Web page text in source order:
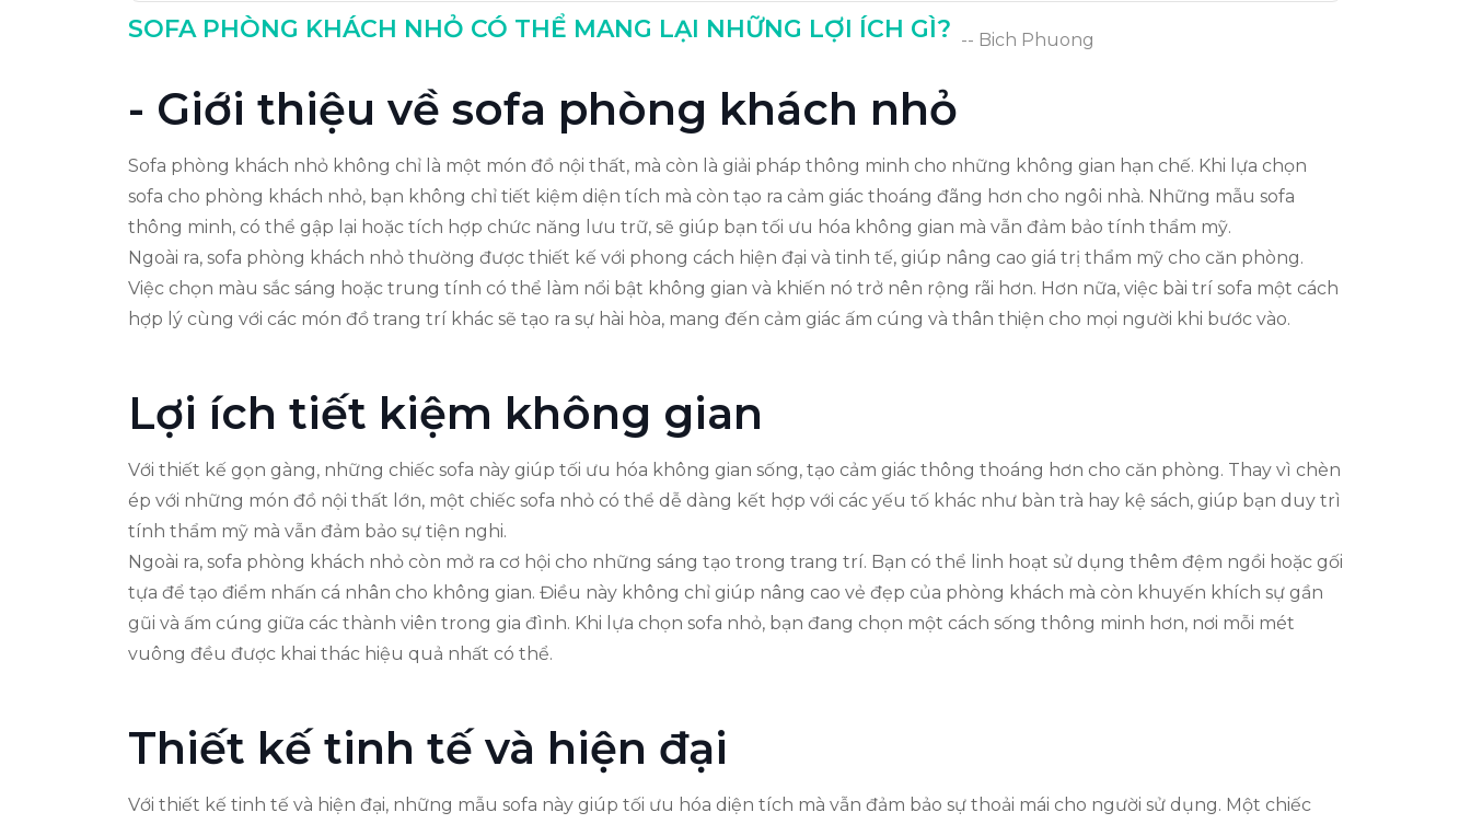
Kết luận về sofa phòng khách nhỏ
SOFA PHÒNG KHÁCH NHỎ CÓ THỂ MANG LẠI NHỮNG LỢI ÍCH GÌ? -- Bich Phuong
- Giới thiệu về sofa phòng khách nhỏ
Sofa phòng khách nhỏ không chỉ là một món đồ nội thất, mà còn là giải pháp thông minh cho những không gian hạn chế. Khi lựa chọn
sofa cho phòng khách nhỏ, bạn không chỉ tiết kiệm diện tích mà còn tạo ra cảm giác thoáng đãng hơn cho ngôi nhà. Những mẫu sofa
thông minh, có thể gập lại hoặc tích hợp chức năng lưu trữ, sẽ giúp bạn tối ưu hóa không gian mà vẫn đảm bảo tính thẩm mỹ.
Ngoài ra, sofa phòng khách nhỏ thường được thiết kế với phong cách hiện đại và tinh tế, giúp nâng cao giá trị thẩm mỹ cho căn phòng.
Việc chọn màu sắc sáng hoặc trung tính có thể làm nổi bật không gian và khiến nó trở nên rộng rãi hơn. Hơn nữa, việc bài trí sofa một cách
hợp lý cùng với các món đồ trang trí khác sẽ tạo ra sự hài hòa, mang đến cảm giác ấm cúng và thân thiện cho mọi người khi bước vào.
Lợi ích tiết kiệm không gian
Với thiết kế gọn gàng, những chiếc sofa này giúp tối ưu hóa không gian sống, tạo cảm giác thông thoáng hơn cho căn phòng. Thay vì chèn
ép với những món đồ nội thất lớn, một chiếc sofa nhỏ có thể dễ dàng kết hợp với các yếu tố khác như bàn trà hay kệ sách, giúp bạn duy trì
tính thẩm mỹ mà vẫn đảm bảo sự tiện nghi.
Ngoài ra, sofa phòng khách nhỏ còn mở ra cơ hội cho những sáng tạo trong trang trí. Bạn có thể linh hoạt sử dụng thêm đệm ngồi hoặc gối
tựa để tạo điểm nhấn cá nhân cho không gian. Điều này không chỉ giúp nâng cao vẻ đẹp của phòng khách mà còn khuyến khích sự gần
gũi và ấm cúng giữa các thành viên trong gia đình. Khi lựa chọn sofa nhỏ, bạn đang chọn một cách sống thông minh hơn, nơi mỗi mét
vuông đều được khai thác hiệu quả nhất có thể.
Thiết kế tinh tế và hiện đại
Với thiết kế tinh tế và hiện đại, những mẫu sofa này giúp tối ưu hóa diện tích mà vẫn đảm bảo sự thoải mái cho người sử dụng. Một chiếc